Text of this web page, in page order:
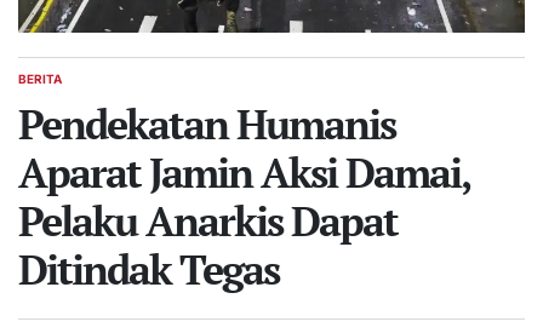
POSTED
BERITA
Pendekatan Humanis
Aparat Jamin Aksi Damai,
Pelaku Anarkis Dapat
Ditindak Tegas